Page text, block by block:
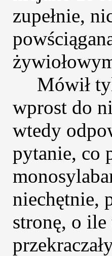
zupełnie,
Mówił
wprost do
wtedy
pytanie, co
niechętnie,
stronę, o